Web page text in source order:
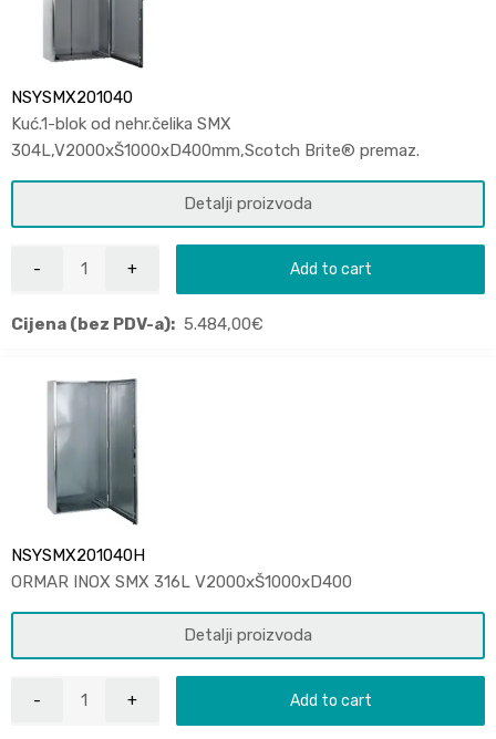
NSYSMX201040
Kuć.1-blok od nehr.čelika SMX
304L,V2000xŠ1000xD400mm,Scotch Brite® premaz.
Detalji proizvoda
Add to cart
Cijena (bez PDV-a): 5.484,00€
NSYSMX201040H
ORMAR INOX SMX 316L V2000xŠ1000xD400
Detalji proizvoda
Add to cart